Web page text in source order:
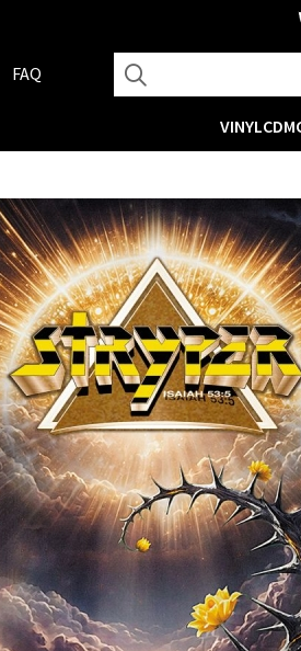
FAQ
VINYLCD